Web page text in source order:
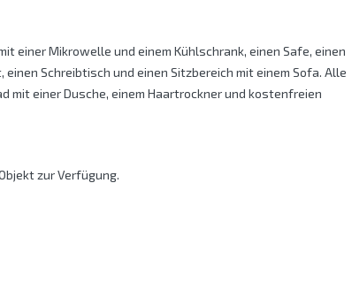
einer Mikrowelle und einem Kühlschrank, einen Safe, einen
Schreibtisch und einen Sitzbereich mit einem Sofa. Alle
mit einer Dusche, einem Haartrockner und kostenfreien
zur Verfügung.